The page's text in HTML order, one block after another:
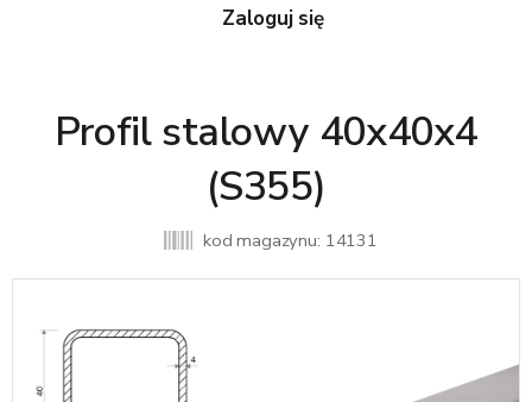
Zaloguj się
Profil stalowy 40x40x4
(S355)
kod magazynu: 14131